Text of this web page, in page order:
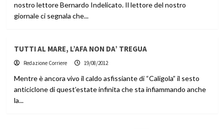
nostro lettore Bernardo Indelicato. Il lettore del nostro
giornale ci segnala che...
TUTTI AL MARE, L’AFA NON DA’ TREGUA
Redazione Corriere 19/08/2012
Mentre è ancora vivo il caldo asfissiante di “Caligola” il sesto
anticiclone di quest’estate infinita che sta infiammando anche
la...